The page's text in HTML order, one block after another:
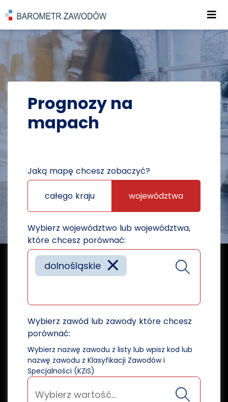
POWRÓT DO STRONY GŁÓWNEJ
PROGNOZY PROGNOZY NA MAPACH
Prognozy na
mapach
Jaką mapę chcesz zobaczyć?
całego kraju województwa
Wybierz województwo lub województwa,
które chcesz porównać:
×
dolnośląskie
Wybierz zawód lub zawody które chcesz
porównać:
Wybierz nazwę zawodu z listy lub wpisz kod lub
nazwę zawodu z Klasyfikacji Zawodów i
Specjalności (KZiS)